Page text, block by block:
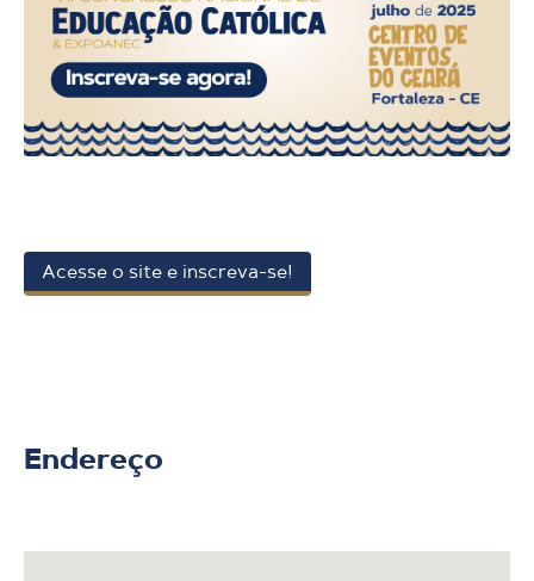
Acesse o site e inscreva-se!
Endereço